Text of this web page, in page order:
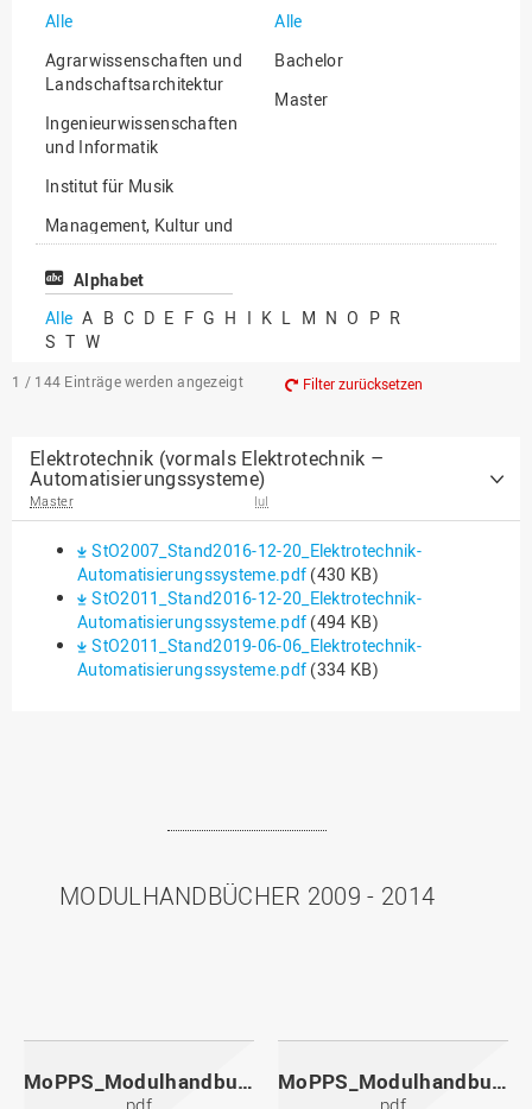
Alle
Agrarwissenschaften und
Landschaftsarchitektur
Ingenieurwissenschaften
und Informatik
Institut für Musik
Management, Kultur und
Technik
Wirtschafts- und
Sozialwissenschaften
Alle
Bachelor
Master
Alphabet
Alle A B C D E F G H I K L M N O P R
S T W
1 / 144 Einträge werden angezeigt Filter zurücksetzen
Elektrotechnik (vormals Elektrotechnik –
Automatisierungssysteme)
Master IuI
StO2007_Stand2016-12-20_Elektrotechnik-
Automatisierungssysteme.pdf (430 KB)
StO2011_Stand2016-12-20_Elektrotechnik-
Automatisierungssysteme.pdf (494 KB)
StO2011_Stand2019-06-06_Elektrotechnik-
Automatisierungssysteme.pdf (334 KB)
MODULHANDBÜCHER 2009 - 2014
MoPPS_Modulhandbuch_20141201.pdf MoPPS_Modulhandbuch_20140601.pdf